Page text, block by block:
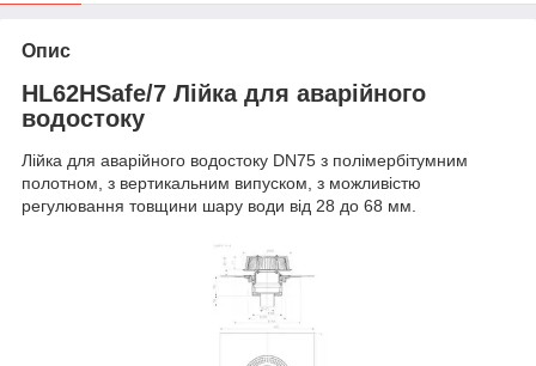
Опис
HL62HSafe/7 Лійка для аварійного
водостоку
Лійка для аварійного водостоку DN75 з полімербітумним
полотном, з вертикальним випуском, з можливістю
регулювання товщини шару води від 28 до 68 мм.